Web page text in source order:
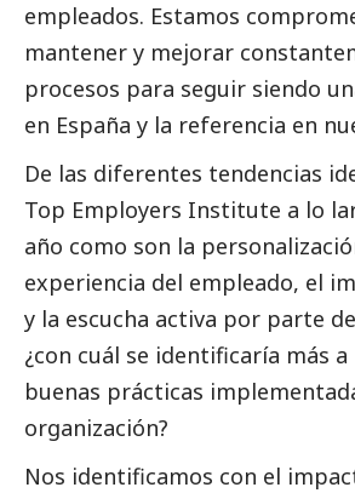
empleados. Estamos
mantener y mejorar
procesos para seguir siendo
en España y la referencia en
De las diferentes tendencias
Top Employers Institute a lo
año como son la
experiencia del empleado, el
y la escucha activa por parte
¿con cuál se identificaría más
buenas prácticas
organización?
Nos identificamos con el